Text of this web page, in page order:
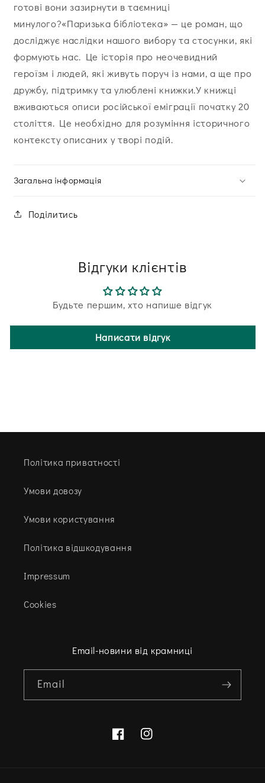
готові вони зазирнути в таємниці
минулого?«Паризька бібліотека» — це роман, що
досліджує наслідки нашого вибору та стосунки, які
формують нас. Це історія про неочевидний
героїзм і людей, які живуть поруч із нами, а ще про
дружбу, підтримку та улюблені книжки.У книжці
вживаються описи російської еміграції початку 20
століття. Це необхідно для розуміння історичного
контексту описаних у творі подій.
Загальна інформація
Поділитись
Відгуки клієнтів
Будьте першим, хто напише відгук
Написати відгук
Політика приватності
Умови довозу
Умови користування
Політика відшкодування
Impressum
Cookies
Email-новини від крамниці
Email
FacebookInstagram